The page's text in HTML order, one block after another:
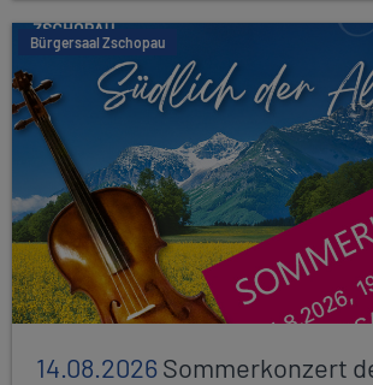
Bürgersaal Zschopau
14.08.2026Sommerkonzert